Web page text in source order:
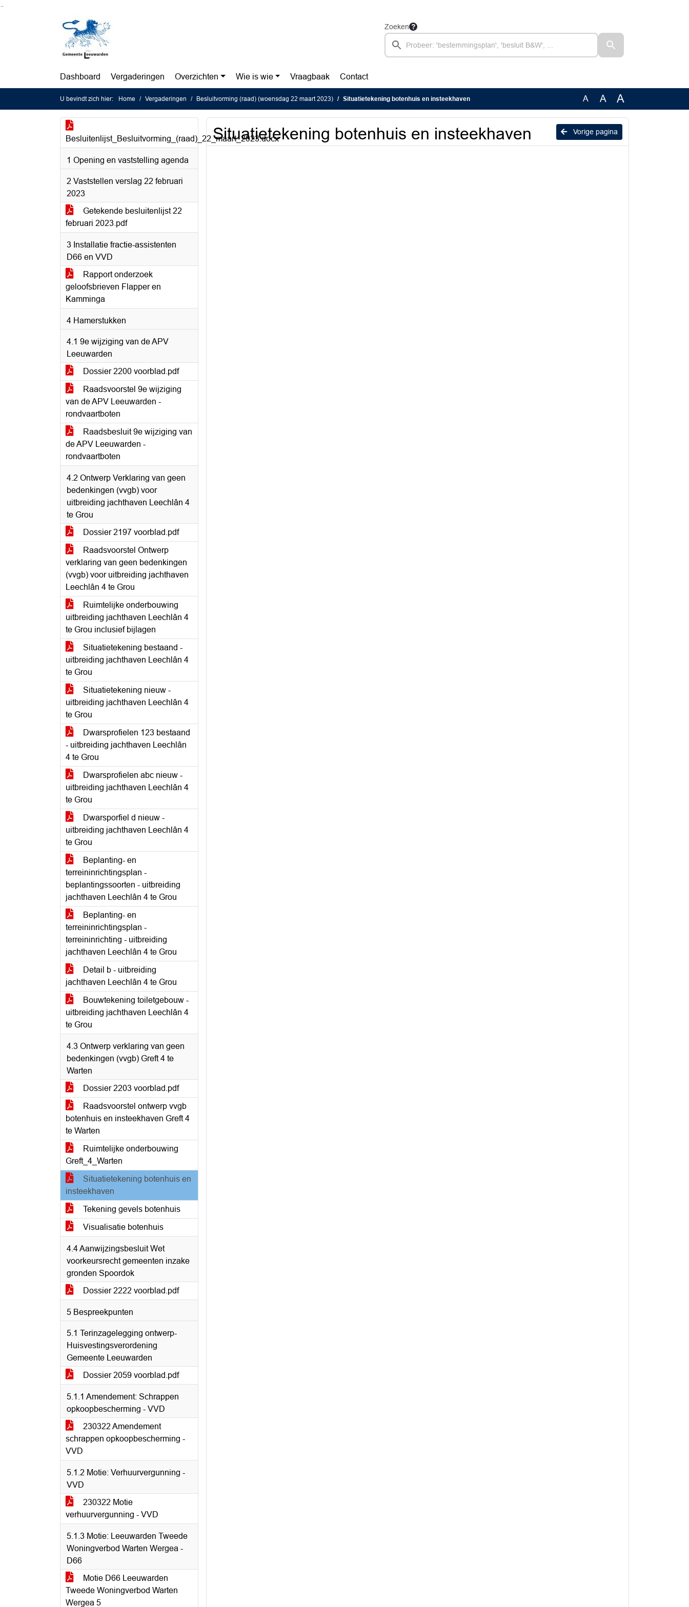
Zoeken
Dashboard Vergaderingen Overzichten Wie is wie Vraagbaak Contact
U bevindt zich hier: Home Vergaderingen Besluitvorming (raad) (woensdag 22 maart 2023) Situatietekening botenhuis en insteekhaven A A A
Besluitenlijst_Besluitvorming_(raad)_22_maart_2023.docx
1 Opening en vaststelling agenda
2 Vaststellen verslag 22 februari
2023
Getekende besluitenlijst 22
februari 2023.pdf
3 Installatie fractie-assistenten
D66 en VVD
Rapport onderzoek
geloofsbrieven Flapper en
Kamminga
4 Hamerstukken
4.1 9e wijziging van de APV
Leeuwarden
Dossier 2200 voorblad.pdf
Raadsvoorstel 9e wijziging
van de APV Leeuwarden -
rondvaartboten
Raadsbesluit 9e wijziging van
de APV Leeuwarden -
rondvaartboten
4.2 Ontwerp Verklaring van geen
bedenkingen (vvgb) voor
uitbreiding jachthaven Leechlân 4
te Grou
Dossier 2197 voorblad.pdf
Raadsvoorstel Ontwerp
verklaring van geen bedenkingen
(vvgb) voor uitbreiding jachthaven
Leechlân 4 te Grou
Ruimtelijke onderbouwing
uitbreiding jachthaven Leechlân 4
te Grou inclusief bijlagen
Situatietekening bestaand -
uitbreiding jachthaven Leechlân 4
te Grou
Situatietekening nieuw -
uitbreiding jachthaven Leechlân 4
te Grou
Dwarsprofielen 123 bestaand
- uitbreiding jachthaven Leechlân
4 te Grou
Dwarsprofielen abc nieuw -
uitbreiding jachthaven Leechlân 4
te Grou
Dwarsporfiel d nieuw -
uitbreiding jachthaven Leechlân 4
te Grou
Beplanting- en
terreininrichtingsplan -
beplantingssoorten - uitbreiding
jachthaven Leechlân 4 te Grou
Beplanting- en
terreininrichtingsplan -
terreininrichting - uitbreiding
jachthaven Leechlân 4 te Grou
Detail b - uitbreiding
jachthaven Leechlân 4 te Grou
Bouwtekening toiletgebouw -
uitbreiding jachthaven Leechlân 4
te Grou
4.3 Ontwerp verklaring van geen
bedenkingen (vvgb) Greft 4 te
Warten
Dossier 2203 voorblad.pdf
Raadsvoorstel ontwerp vvgb
botenhuis en insteekhaven Greft 4
te Warten
Ruimtelijke onderbouwing
Greft_4_Warten
Situatietekening botenhuis en
insteekhaven
Tekening gevels botenhuis
Visualisatie botenhuis
4.4 Aanwijzingsbesluit Wet
voorkeursrecht gemeenten inzake
gronden Spoordok
Dossier 2222 voorblad.pdf
5 Bespreekpunten
5.1 Terinzagelegging ontwerp-
Huisvestingsverordening
Gemeente Leeuwarden
Dossier 2059 voorblad.pdf
5.1.1 Amendement: Schrappen
opkoopbescherming - VVD
230322 Amendement
schrappen opkoopbescherming -
VVD
5.1.2 Motie: Verhuurvergunning -
VVD
230322 Motie
verhuurvergunning - VVD
5.1.3 Motie: Leeuwarden Tweede
Woningverbod Warten Wergea -
D66
Motie D66 Leeuwarden
Tweede Woningverbod Warten
Wergea 5
Vorige pagina
Situatietekening botenhuis en insteekhaven